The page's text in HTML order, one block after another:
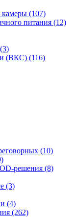
(107)
питания (12)
(3)
(ВКС) (116)
(10)
решения (8)
(3)
(4)
(262)